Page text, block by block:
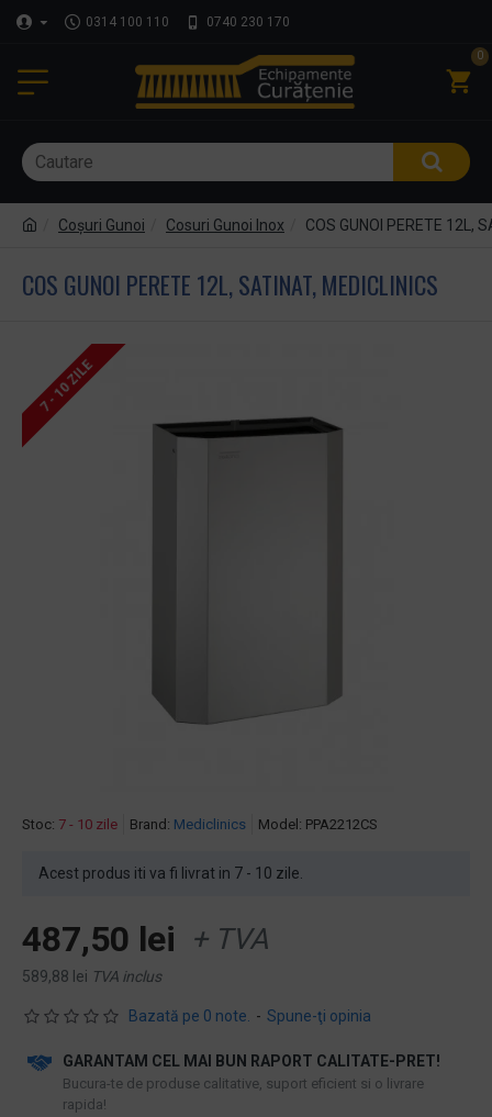
0314 100 110 0740 230 170
0
Coşuri Gunoi Cosuri Gunoi Inox COS GUNOI PERETE 12L,
COS GUNOI PERETE 12L, SATINAT, MEDICLINICS
7 - 10 ZILE
Stoc: 7 - 10 zile Brand: Mediclinics Model: PPA2212CS
Acest produs iti va fi livrat in 7 - 10 zile.
Bazată pe 0 note. - Spune-ţi opinia
487,50 lei + TVA
589,88 lei TVA inclus
GARANTAM CEL MAI BUN RAPORT CALITATE-PRET!
​Bucura-te de produse calitative, suport eficient si o livrare
rapida!